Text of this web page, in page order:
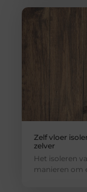
Zelf vloer
zelver
Het isoleren
manieren om